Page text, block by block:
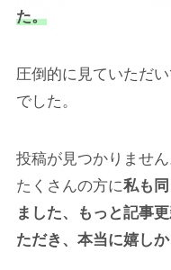
た。
圧倒的に見ていただ
でした。
投稿が見つかりません
たくさんの方に私も
ました、もっと記事
ただき、本当に嬉しか